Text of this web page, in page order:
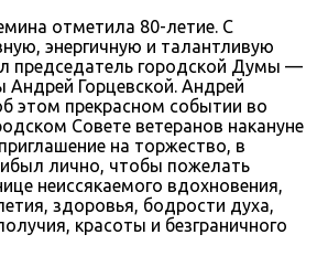
отметила 80-летие. С
энергичную и талантливую
председатель городской Думы —
Андрей Горцевской. Андрей
этом прекрасном событии во
Совете ветеранов накануне
на торжество, в
лично, чтобы пожелать
неиссякаемого вдохновения,
здоровья, бодрости духа,
красоты и безграничного